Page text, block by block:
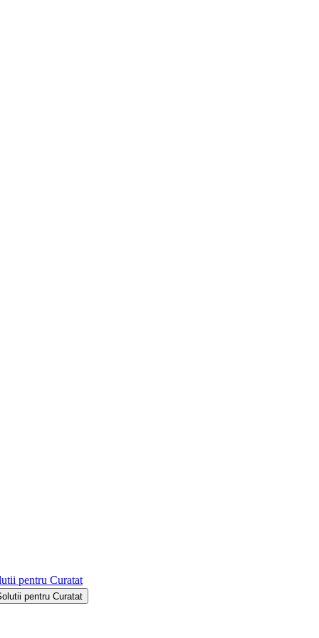
pentru Curatat
pentru Curatat